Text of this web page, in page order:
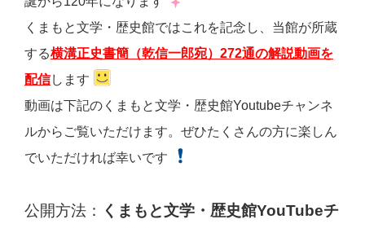
くまもと文学・歴史館ではこれを記念し、当館が所蔵
する横溝正史書簡（乾信一郎宛）272通の解説動画を
配信します
動画は下記のくまもと文学・歴史館Youtubeチャンネ
ルからご覧いただけます。ぜひたくさんの方に楽しん
でいただければ幸いです
公開方法：
くまもと文学・歴史館YouTubeチ